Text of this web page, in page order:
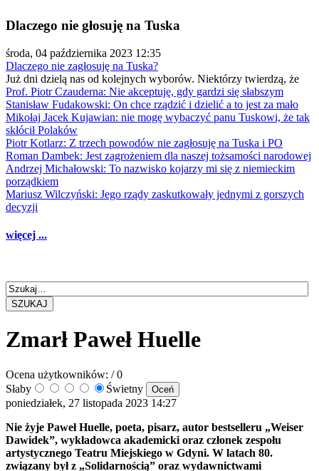
Dlaczego nie głosuję na Tuska
środa, 04 października 2023 12:35
Dlaczego nie zagłosuję na Tuska?
Już dni dzielą nas od kolejnych wyborów. Niektórzy twierdzą, że
Prof. Piotr Czauderna: Nie akceptuję, gdy gardzi się słabszym
Stanisław Fudakowski: On chce rządzić i dzielić a to jest za mało
Mikołaj Jacek Kujawian: nie mogę wybaczyć panu Tuskowi, że tak
skłócił Polaków
Piotr Kotlarz: Z trzech powodów nie zagłosuję na Tuska i PO
Roman Dambek: Jest zagrożeniem dla naszej tożsamości narodowej
Andrzej Michałowski: To nazwisko kojarzy mi się z niemieckim
porządkiem
Mariusz Wilczyński: Jego rządy zaskutkowały jednymi z gorszych
decyzji
więcej ...
SZUKAJ
Zmarł Paweł Huelle
Ocena użytkowników: / 0
Słaby
Świetny
poniedziałek, 27 listopada 2023 14:27
Nie żyje Paweł Huelle, poeta, pisarz, autor bestselleru „Weiser
Dawidek”, wykładowca akademicki oraz członek zespołu
artystycznego Teatru Miejskiego w Gdyni. W latach 80.
związany był z „Solidarnością” oraz wydawnictwami